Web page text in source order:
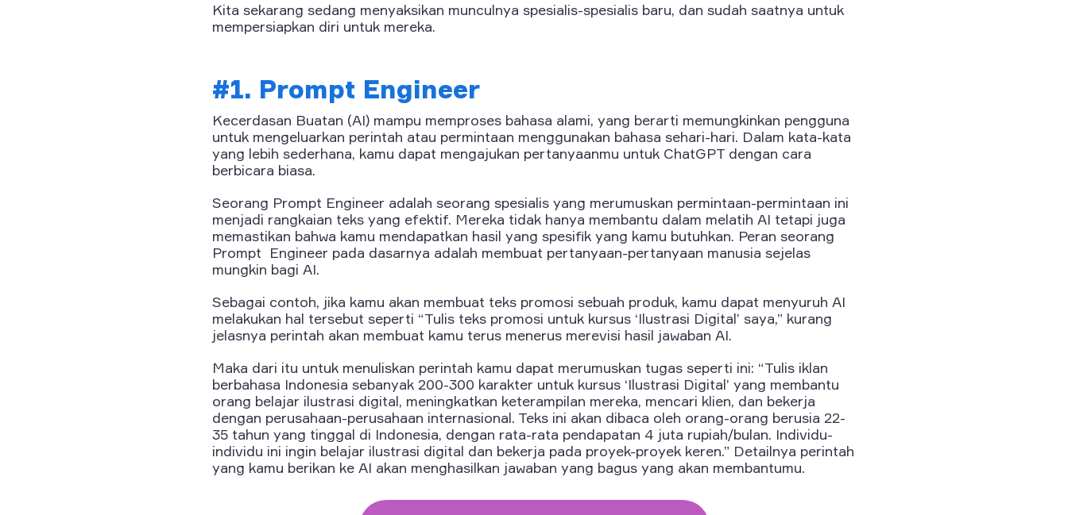
Kita sekarang sedang menyaksikan munculnya spesialis-spesialis baru, dan sudah saatnya untuk
mempersiapkan diri untuk mereka.
#1. Prompt Engineer
Kecerdasan Buatan (AI) mampu memproses bahasa alami, yang berarti memungkinkan pengguna
untuk mengeluarkan perintah atau permintaan menggunakan bahasa sehari-hari. Dalam kata-kata
yang lebih sederhana, kamu dapat mengajukan pertanyaanmu untuk ChatGPT dengan cara
berbicara biasa.
Seorang Prompt Engineer adalah seorang spesialis yang merumuskan permintaan-permintaan ini
menjadi rangkaian teks yang efektif. Mereka tidak hanya membantu dalam melatih AI tetapi juga
memastikan bahwa kamu mendapatkan hasil yang spesifik yang kamu butuhkan. Peran seorang
Prompt Engineer pada dasarnya adalah membuat pertanyaan-pertanyaan manusia sejelas
mungkin bagi AI.
Sebagai contoh, jika kamu akan membuat teks promosi sebuah produk, kamu dapat menyuruh AI
melakukan hal tersebut seperti “Tulis teks promosi untuk kursus ‘Ilustrasi Digital’ saya,” kurang
jelasnya perintah akan membuat kamu terus menerus merevisi hasil jawaban AI.
Maka dari itu untuk menuliskan perintah kamu dapat merumuskan tugas seperti ini: “Tulis iklan
berbahasa Indonesia sebanyak 200-300 karakter untuk kursus ‘Ilustrasi Digital’ yang membantu
orang belajar ilustrasi digital, meningkatkan keterampilan mereka, mencari klien, dan bekerja
dengan perusahaan-perusahaan internasional. Teks ini akan dibaca oleh orang-orang berusia 22-
35 tahun yang tinggal di Indonesia, dengan rata-rata pendapatan 4 juta rupiah/bulan. Individu-
individu ini ingin belajar ilustrasi digital dan bekerja pada proyek-proyek keren.” Detailnya perintah
yang kamu berikan ke AI akan menghasilkan jawaban yang bagus yang akan membantumu.